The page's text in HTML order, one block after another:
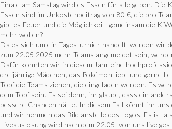
Finale am Samstag wird es Essen für alle geben. Die
Essen sind im Unkostenbeitrag von 80 €, die pro
gibt es Feuer und die Möglichkeit, gemeinsam die
mehr wollen?
Da es sich um ein Tagesturnier handelt, werden wir
zum 22.05.2025 mehr Teams angemeldet sein,
Dafür konnten wir in diesem Jahr eine
dreijährige Mädchen, das Pokémon liebt und gerne
Topf die Teams ziehen, die eingeladen werden. Es
dem Topf sein. Es sei denn, ihr glaubt, dass ein
bessere Chancen hätte. In diesem Fall könnt ihr uns
und wir nehmen das Bild anstelle des Logos. Es ist
Liveauslosung wird nach dem 22.05. von uns live